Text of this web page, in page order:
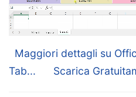
Maggiori dettagli su
Tab...
Scarica